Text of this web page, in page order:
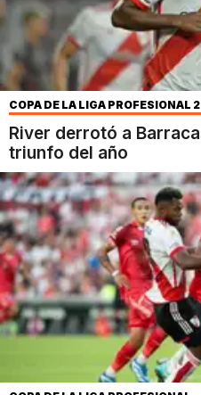
COPA DE LA LIGA PROFESIONAL
River derrotó a
triunfo del año